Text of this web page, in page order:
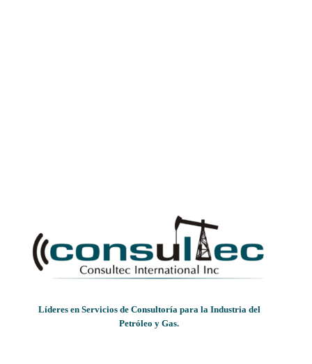
Líderes en Servicios de Consultoría para la Industria del
Petróleo y Gas.